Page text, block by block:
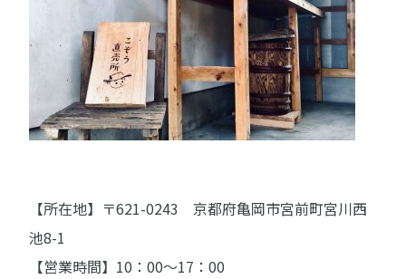
【所在地】〒621-0243 京都府亀岡市宮前町宮川西
池8-1
【営業時間】10：00～17：00